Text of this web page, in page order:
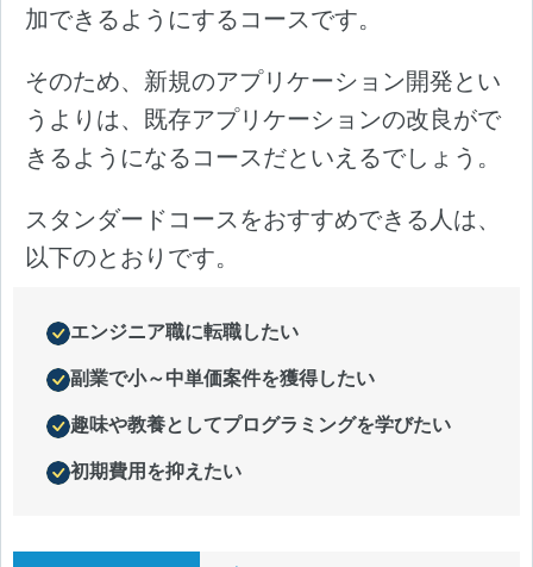
加できるようにするコースです。
そのため、新規のアプリケーション開発とい
うよりは、既存アプリケーションの改良がで
きるようになるコースだといえるでしょう。
スタンダードコースをおすすめできる人は、
以下のとおりです。
エンジニア職に転職したい
副業で小～中単価案件を獲得したい
趣味や教養としてプログラミングを学びたい
初期費用を抑えたい